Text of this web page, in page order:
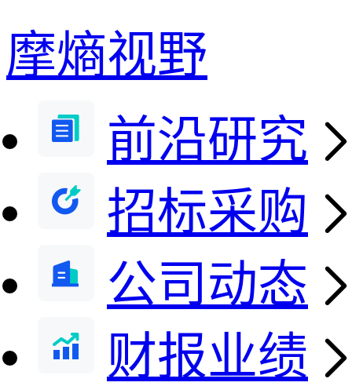
摩熵视野
前沿研究
招标采购
公司动态
财报业绩